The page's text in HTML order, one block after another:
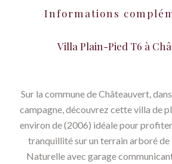
Informations
Villa Plain-Pied T6 à
Sur la commune de Châteauvert,
campagne, découvrez cette villa de
environ de (2006) idéale pour
tranquillité sur un terrain arboré de
Naturelle avec garage